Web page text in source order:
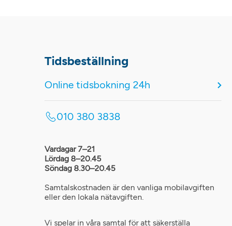
Tidsbeställning
Online tidsbokning 24h
010 380 3838
Vardagar 7–21
Lördag 8–20.45
Söndag 8.30–20.45
Samtalskostnaden är den vanliga mobilavgiften
eller den lokala nätavgiften.
Vi spelar in våra samtal för att säkerställa